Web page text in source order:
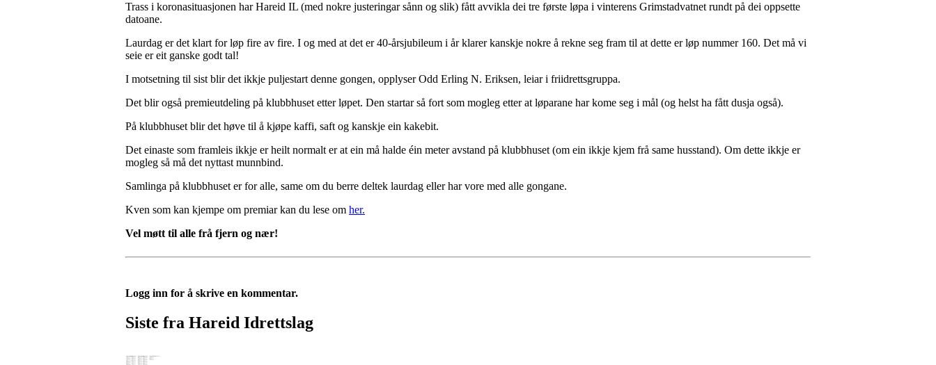
Trass i koronasituasjonen har Hareid IL (med nokre justeringar sånn og slik) fått avvikla dei tre første løpa i vinterens Grimstadvatnet rundt på dei oppsette
datoane.
Laurdag er det klart for løp fire av fire. I og med at det er 40-årsjubileum i år klarer kanskje nokre å rekne seg fram til at dette er løp nummer 160. Det må vi
seie er eit ganske godt tal!
I motsetning til sist blir det ikkje puljestart denne gongen, opplyser Odd Erling N. Eriksen, leiar i friidrettsgruppa.
Det blir også premieutdeling på klubbhuset etter løpet. Den startar så fort som mogleg etter at løparane har kome seg i mål (og helst ha fått dusja også).
På klubbhuset blir det høve til å kjøpe kaffi, saft og kanskje ein kakebit.
Det einaste som framleis ikkje er heilt normalt er at ein må halde éin meter avstand på klubbhuset (om ein ikkje kjem frå same husstand). Om dette ikkje er
mogleg så må det nyttast munnbind.
Samlinga på klubbhuset er for alle, same om du berre deltek laurdag eller har vore med alle gongane.
Kven som kan kjempe om premiar kan du lese om her.
Vel møtt til alle frå fjern og nær!
Logg inn for å skrive en kommentar.
Siste fra Hareid Idrettslag